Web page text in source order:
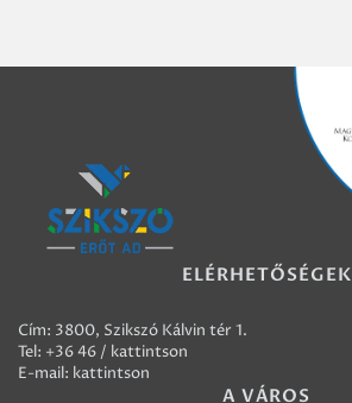
ELÉRHETŐSÉGEK
Cím: 3800, Szikszó Kálvin tér 1.
Tel: +36 46 / kattintson
E-mail: kattintson
A VÁROS